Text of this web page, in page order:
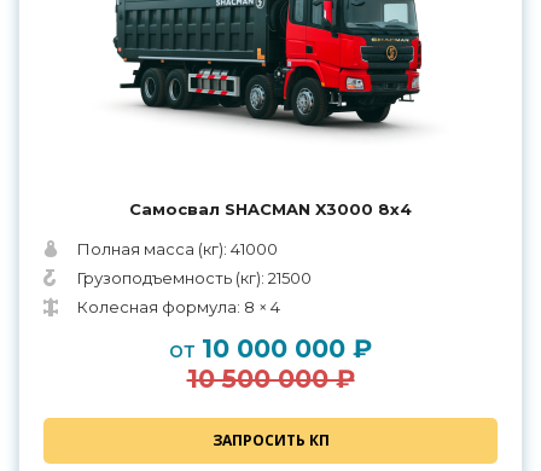
Самосвал SHACMAN X3000 8x4
Полная масса (кг): 41000
Грузоподъемность (кг): 21500
Колесная формула: 8 × 4
от 10 000 000 ₽
10 500 000 ₽
ЗАПРОСИТЬ КП